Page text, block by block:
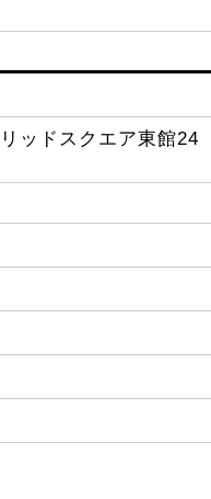
ッドスクエア東館24